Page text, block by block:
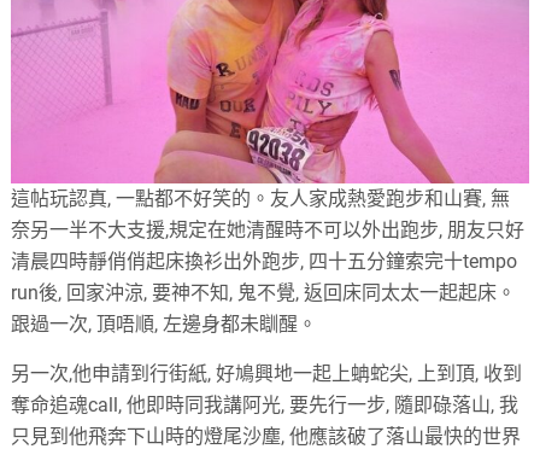
這帖玩認真, 一點都不好笑的。友人家成熱愛跑步和山賽, 無
奈另一半不大支援,規定在她清醒時不可以外出跑步, 朋友只好
清晨四時靜俏俏起床換衫出外跑步, 四十五分鐘索完十tempo
run後, 回家沖涼, 要神不知, 鬼不覺, 返回床同太太一起起床。
跟過一次, 頂唔順, 左邊身都未瞓醒。
另一次,他申請到行街紙, 好鳩興地一起上蚺蛇尖, 上到頂, 收到
奪命追魂call, 他即時同我講阿光, 要先行一步, 隨即碌落山, 我
只見到他飛奔下山時的燈尾沙塵, 他應該破了落山最快的世界